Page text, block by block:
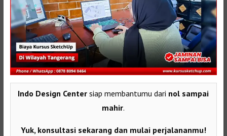
Indo Design Center siap membantumu dari nol sampai
mahir.
Yuk, konsultasi sekarang dan mulai perjalananmu!